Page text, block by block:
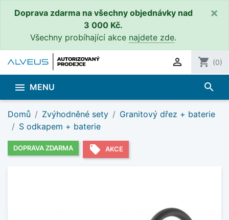
Doprava zdarma na všechny objednávky nad
3 000 Kč.
Všechny probíhající akce najdete zde.
×
 shopping_cart (0)
 MENU search
Domů Zvýhodněné sety
Granitový dřez + baterie
S odkapem + baterie
DOPRAVA ZDARMA local_offer AKCE